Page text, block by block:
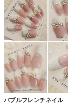
バブルフレンチネイル